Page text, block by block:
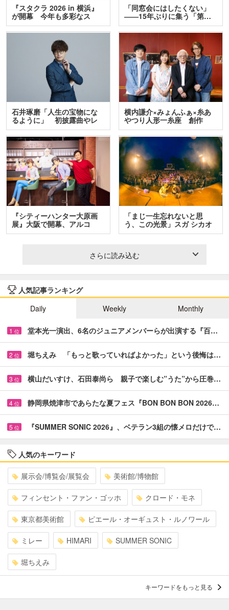
『スタクラ 2026 in 横浜』
が開幕 今年も多彩なス
テ…
「同窓会にはしたくない」
――15年ぶりに集う「第…
石井琢磨「人生の宝物にな
るように」 初披露曲やレ
ア…
横内謙介×みょんふぁ×糸あ
やつり人形一糸座 創作
人…
『シティーハンター大原画
展』大阪で開幕、アルコ
＆…
「まじ一生忘れないと思
う、この光景」スガ シカオ
と…
さらに読み込む
人気記事ランキング
Daily
Weekly Monthly
1 位 堂本光一演出、6名のジュニアメンバーらが出演する『百…
2 位 堀ちえみ 「もっと歌っていればよかった」という後悔は…
3 位 横山だいすけ、石田泰尚ら 親子で楽しむ”うた”から圧巻…
4 位 静岡県焼津市であらたな夏フェス『BON BON BON 2026…
5 位 『SUMMER SONIC 2026』、ベテラン3組の懐メロだけで…
人気のキーワード
展示会/博覧会/展覧会 美術館/博物館
フィンセント・ファン・ゴッホ クロード・モネ
東京都美術館 ピエール・オーギュスト・ルノワール
ミレー HIMARI SUMMER SONIC
堀ちえみ
キーワードをもっと見る